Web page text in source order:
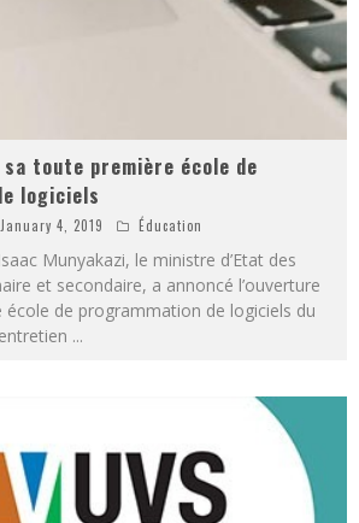
sa toute première école de
logiciels
January 4, 2019 Éducation
Munyakazi, le ministre d’Etat des
et secondaire, a annoncé l’ouverture
de programmation de logiciels du
...